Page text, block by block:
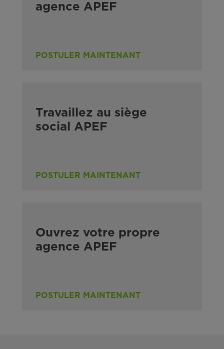
agence APEF
POSTULER MAINTENANT
Travaillez au siège
social APEF
POSTULER MAINTENANT
Ouvrez votre propre
agence APEF
POSTULER MAINTENANT